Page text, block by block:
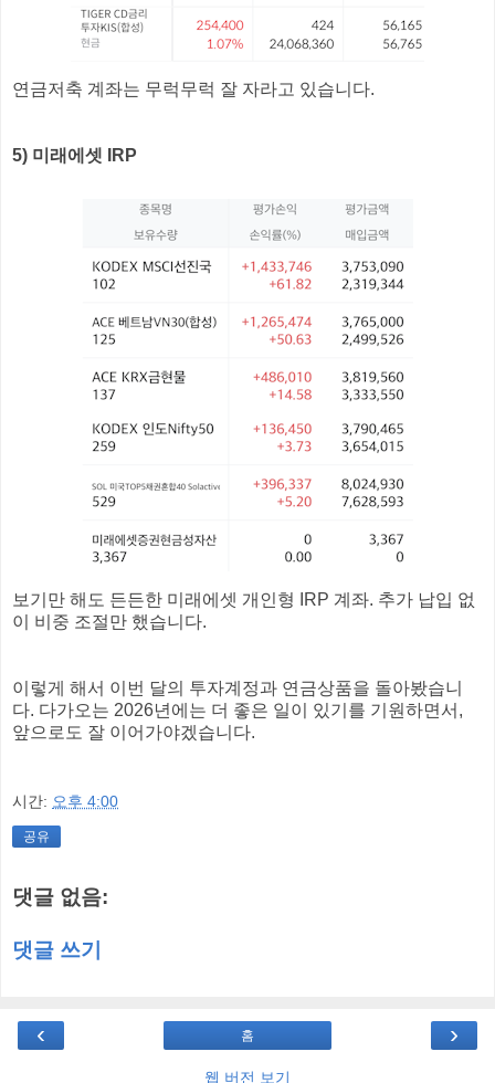
연금저축 계좌는 무럭무럭 잘 자라고 있습니다.
5) 미래에셋 IRP
보기만 해도 든든한 미래에셋 개인형 IRP 계좌. 추가 납입 없
이 비중 조절만 했습니다.
이렇게 해서 이번 달의 투자계정과 연금상품을 돌아봤습니
다. 다가오는 2026년에는 더 좋은 일이 있기를 기원하면서,
앞으로도 잘 이어가야겠습니다.
시간: 오후 4:00
공유
댓글 없음:
댓글 쓰기
‹ ›
홈
웹 버전 보기